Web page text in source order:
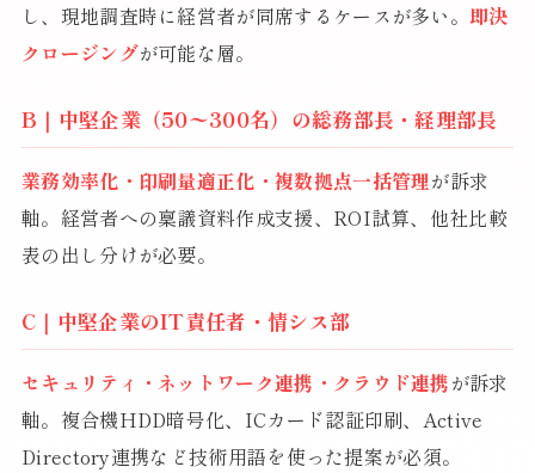
し、現地調査時に経営者が同席するケースが多い。 即決
クロージングが可能な層。
B｜中堅企業（50〜300名）の総務部長・経理部長
業務効率化・印刷量適正化・複数拠点一括管理が訴求
軸。経営者への稟議資料作成支援、ROI試算、他社比較
表の出し分けが必要。
C｜中堅企業のIT責任者・情シス部
セキュリティ・ネットワーク連携・クラウド連携が訴求
軸。複合機HDD暗号化、ICカード認証印刷、Active
Directory連携など技術用語を使った提案が必須。